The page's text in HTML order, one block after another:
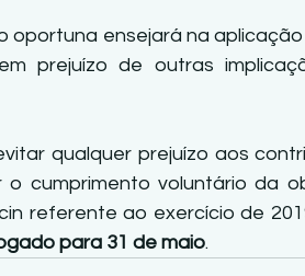
oportuna ensejará na
prejuízo de outras
qualquer prejuízo aos
o cumprimento voluntário da
referente ao exercício de
para 31 de maio.